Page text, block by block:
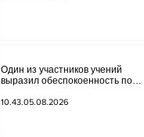
Один из участников учений
выразил обеспокоенность по
постов в Сюнике. Начальник
10.43.05.08.2026